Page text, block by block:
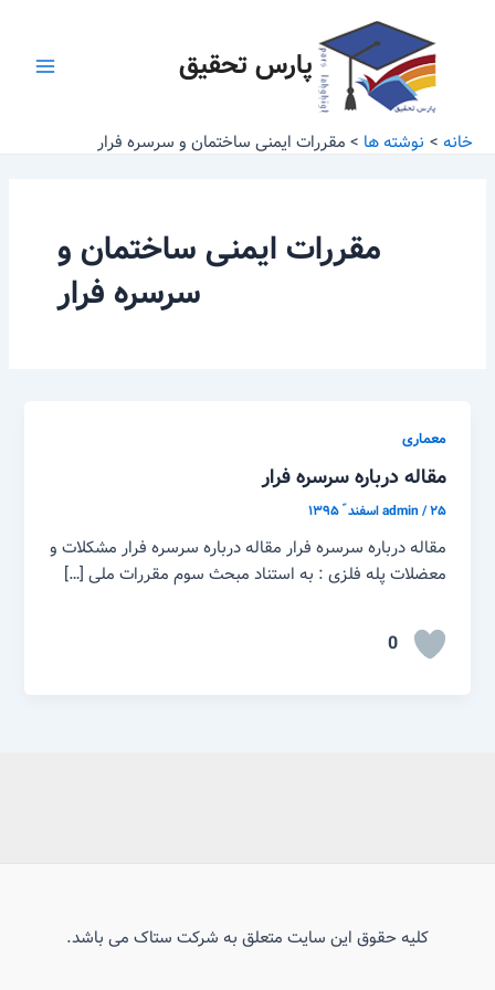
پارس تحقیق
خانه نوشته ها مقررات ایمنی ساختمان و سرسره فرار
مقررات ایمنی ساختمان و
سرسره فرار
معماری
مقاله درباره سرسره فرار
admin/۲۵ اسفند ّ ۱۳۹۵
مقاله درباره سرسره فرار مقاله درباره سرسره فرار مشکلات و
معضلات پله فلزی : به استناد مبحث سوم مقررات ملی […]
0
کلیه حقوق این سایت متعلق به شرکت ستاک می باشد.